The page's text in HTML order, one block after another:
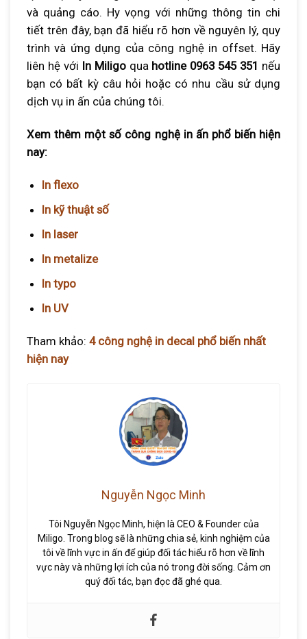
và quảng cáo. Hy vọng với những thông tin chi
tiết trên đây, bạn đã hiểu rõ hơn về nguyên lý, quy
trình và ứng dụng của công nghệ in offset. Hãy
liên hệ với In Miligoqua hotline 0963 545 351 nếu
bạn có bất kỳ câu hỏi hoặc có nhu cầu sử dụng
dịch vụ in ấn của chúng tôi.
Xem thêm một số công nghệ in ấn phổ biến hiện
nay:
In flexo
In kỹ thuật số
In laser
In metalize
In typo
In UV
Tham khảo: 4 công nghệ in decal phổ biến nhất
hiện nay
Nguyễn Ngọc Minh
Tôi Nguyễn Ngọc Minh, hiện là CEO & Founder của
Miligo. Trong blog sẽ là những chia sẻ, kinh nghiệm của
tôi về lĩnh vực in ấn để giúp đối tác hiểu rõ hơn về lĩnh
vực này và những lợi ích của nó trong đời sống. Cảm ơn
quý đối tác, bạn đọc đã ghé qua.